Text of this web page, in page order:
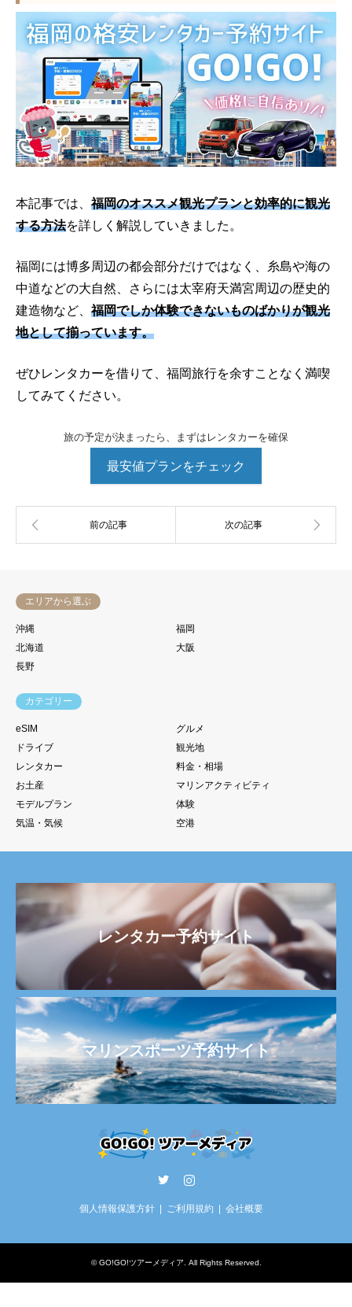
本記事では、福岡のオススメ観光プランと効率的に観光
する方法を詳しく解説していきました。
福岡には博多周辺の都会部分だけではなく、糸島や海の
中道などの大自然、さらには太宰府天満宮周辺の歴史的
建造物など、福岡でしか体験できないものばかりが観光
地として揃っています。
ぜひレンタカーを借りて、福岡旅行を余すことなく満喫
してみてください。
旅の予定が決まったら、まずはレンタカーを確保
最安値プランをチェック
エリアから選ぶ
沖縄
福岡
北海道
大阪
長野
カテゴリー
eSIM
グルメ
ドライブ
観光地
レンタカー
料金・相場
お土産
マリンアクティビティ
モデルプラン
体験
気温・気候
空港
レンタカー予約サイト
マリンスポーツ予約サイト
個人情報保護方針 ご利用規約 会社概要
©GO!GO!ツアーメディア . All Rights Reserved.